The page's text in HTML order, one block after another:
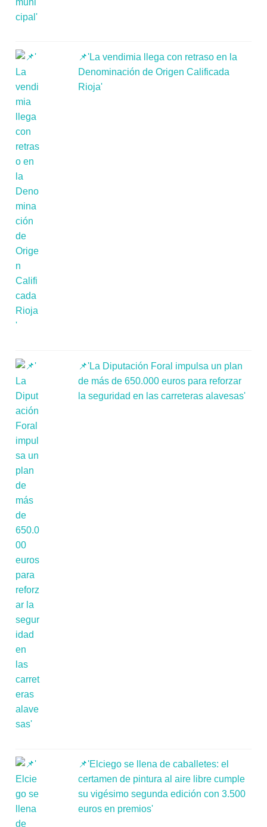
📌'La vendimia llega con retraso en la
Denominación de Origen Calificada
Rioja'
📌'La Diputación Foral impulsa un plan
de más de 650.000 euros para reforzar
la seguridad en las carreteras alavesas'
📌'Elciego se llena de caballetes: el
certamen de pintura al aire libre cumple
su vigésimo segunda edición con 3.500
euros en premios'